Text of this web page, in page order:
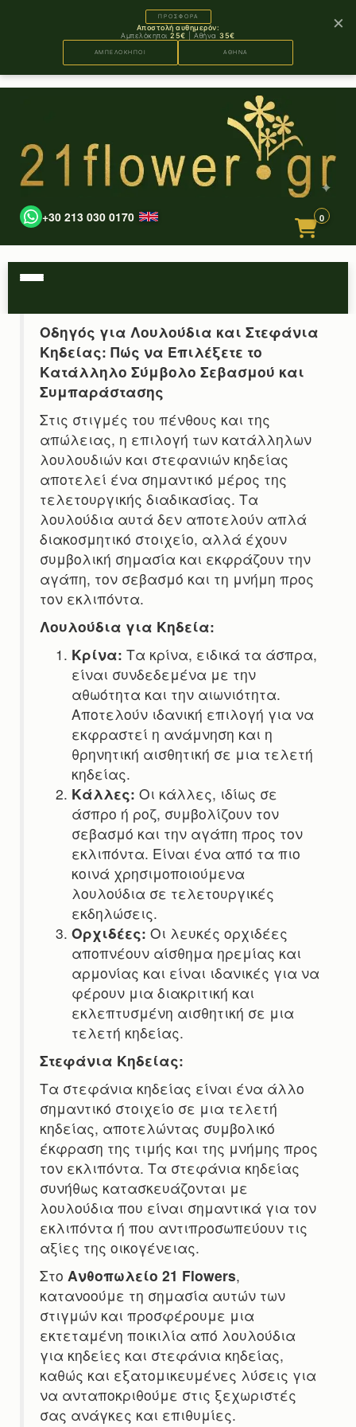
+30 213 030 0170 0
ΠΡΟΣΦΟΡΑ
Αποστολή αυθημερόν:
Αμπελόκηποι25€ | Αθήνα35€
ΑΜΠΕΛΟΚΗΠΟΙ ΑΘΗΝΑ
×
Οδηγός για Λουλούδια και Στεφάνια
Κηδείας: Πώς να Επιλέξετε το
Κατάλληλο Σύμβολο Σεβασμού και
Συμπαράστασης
Στις στιγμές του πένθους και της
απώλειας, η επιλογή των κατάλληλων
λουλουδιών και στεφανιών κηδείας
αποτελεί ένα σημαντικό μέρος της
τελετουργικής διαδικασίας. Τα
λουλούδια αυτά δεν αποτελούν απλά
διακοσμητικό στοιχείο, αλλά έχουν
συμβολική σημασία και εκφράζουν την
αγάπη, τον σεβασμό και τη μνήμη προς
τον εκλιπόντα.
Λουλούδια για Κηδεία:
Κρίνα: Τα κρίνα, ειδικά τα άσπρα,
είναι συνδεδεμένα με την
αθωότητα και την αιωνιότητα.
Αποτελούν ιδανική επιλογή για να
εκφραστεί η ανάμνηση και η
θρηνητική αισθητική σε μια τελετή
κηδείας.
Κάλλες: Οι κάλλες, ιδίως σε
άσπρο ή ροζ, συμβολίζουν τον
σεβασμό και την αγάπη προς τον
εκλιπόντα. Είναι ένα από τα πιο
κοινά χρησιμοποιούμενα
λουλούδια σε τελετουργικές
εκδηλώσεις.
Ορχιδέες: Οι λευκές ορχιδέες
αποπνέουν αίσθημα ηρεμίας και
αρμονίας και είναι ιδανικές για να
φέρουν μια διακριτική και
εκλεπτυσμένη αισθητική σε μια
τελετή κηδείας.
Στεφάνια Κηδείας:
Τα στεφάνια κηδείας είναι ένα άλλο
σημαντικό στοιχείο σε μια τελετή
κηδείας, αποτελώντας συμβολικό
έκφραση της τιμής και της μνήμης προς
τον εκλιπόντα. Τα στεφάνια κηδείας
συνήθως κατασκευάζονται με
λουλούδια που είναι σημαντικά για τον
εκλιπόντα ή που αντιπροσωπεύουν τις
αξίες της οικογένειας.
Στο Ανθοπωλείο 21 Flowers,
κατανοούμε τη σημασία αυτών των
στιγμών και προσφέρουμε μια
εκτεταμένη ποικιλία από λουλούδια
για κηδείες και στεφάνια κηδείας,
καθώς και εξατομικευμένες λύσεις για
να ανταποκριθούμε στις ξεχωριστές
σας ανάγκες και επιθυμίες.